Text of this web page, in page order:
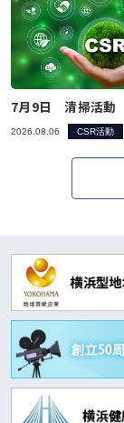
7月9日 清掃活動
2026.08.06 CSR活動